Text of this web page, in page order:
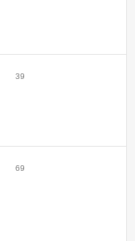
39
69